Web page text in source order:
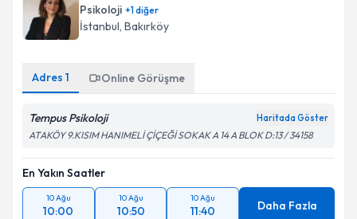
Psikoloji +1diğer
İstanbul, Bakırköy
Adres 1 Online Görüşme
Tempus Psikoloji Haritada Göster
ATAKÖY 9.KISIM HANIMELİ ÇİÇEĞİ SOKAK A 14 A BLOK D:13 / 34158
En Yakın Saatler
10 Ağu
10:00
10 Ağu
10:50
10 Ağu
11:40 Daha Fazla